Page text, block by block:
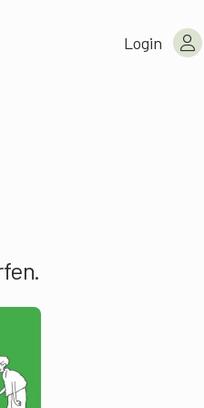
Login